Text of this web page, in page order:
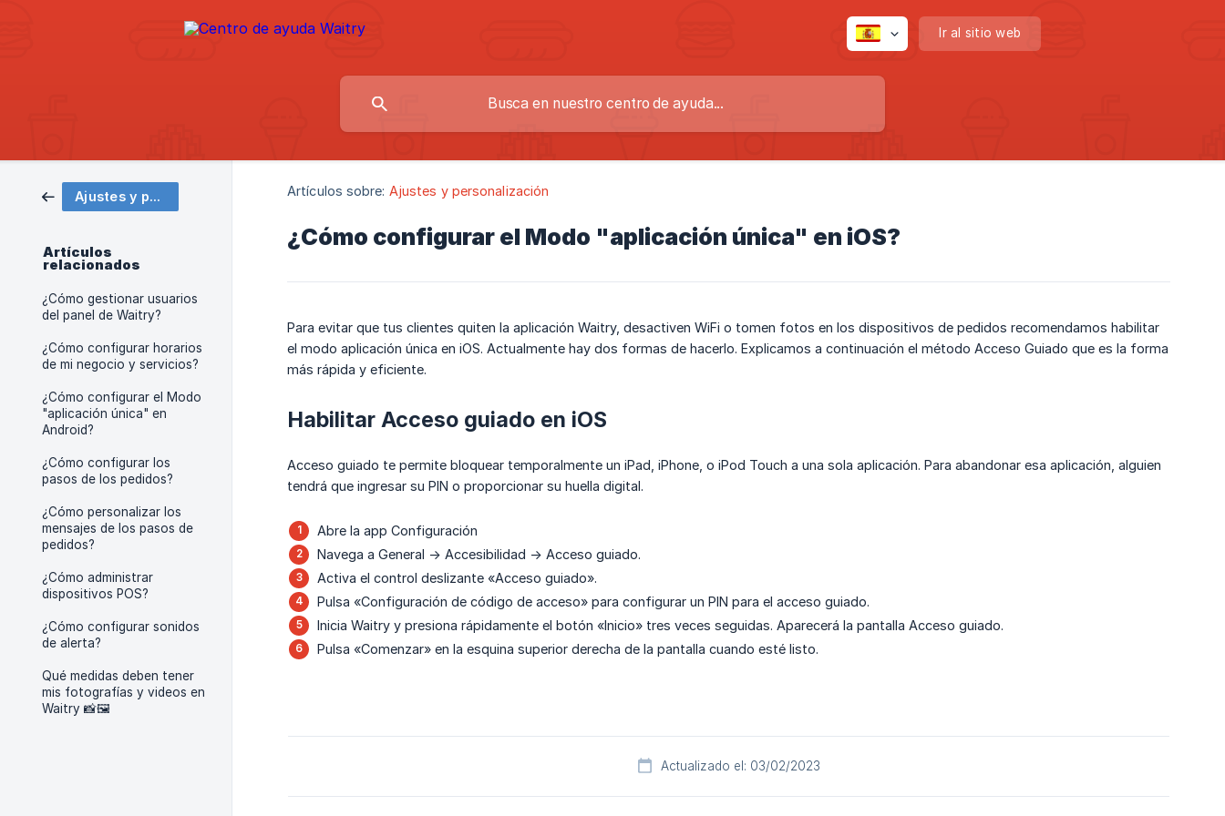
Ir al sitio web
Ajustes y personalización
Artículos
relacionados
¿Cómo gestionar usuarios
del panel de Waitry?
¿Cómo configurar horarios
de mi negocio y servicios?
¿Cómo configurar el Modo
"aplicación única" en
Android?
¿Cómo configurar los
pasos de los pedidos?
¿Cómo personalizar los
mensajes de los pasos de
pedidos?
¿Cómo administrar
dispositivos POS?
¿Cómo configurar sonidos
de alerta?
Qué medidas deben tener
mis fotografías y videos en
Waitry 📸​🖼️​
Artículos sobre: Ajustes y personalización
¿Cómo configurar el Modo "aplicación única" en iOS?
Para evitar que tus clientes quiten la aplicación Waitry, desactiven WiFi o tomen fotos en los dispositivos de pedidos recomendamos habilitar
el modo aplicación única en iOS. Actualmente hay dos formas de hacerlo. Explicamos a continuación el método Acceso Guiado que es la forma
más rápida y eficiente.
Habilitar Acceso guiado en iOS
Acceso guiado te permite bloquear temporalmente un iPad, iPhone, o iPod Touch a una sola aplicación. Para abandonar esa aplicación, alguien
tendrá que ingresar su PIN o proporcionar su huella digital.
Abre la app Configuración
Navega a General -> Accesibilidad -> Acceso guiado.
Activa el control deslizante «Acceso guiado».
Pulsa «Configuración de código de acceso» para configurar un PIN para el acceso guiado.
Inicia Waitry y presiona rápidamente el botón «Inicio» tres veces seguidas. Aparecerá la pantalla Acceso guiado.
Pulsa «Comenzar» en la esquina superior derecha de la pantalla cuando esté listo.
Actualizado el: 03/02/2023